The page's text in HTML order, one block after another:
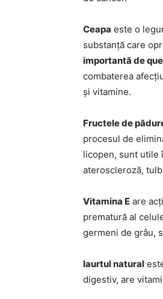
Ceapa este o
substanță care
importantă de
combaterea
și vitamine.
Fructele de
procesul de
licopen, sunt utile
ateroscleroză,
Vitamina E are
prematură al
germeni de grâu,
Iaurtul natural
digestiv, are